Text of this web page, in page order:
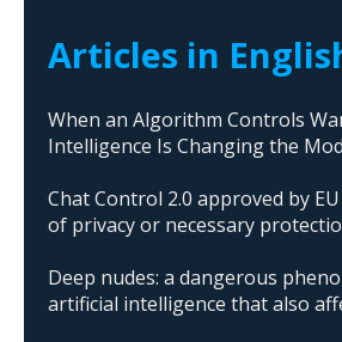
Articles in
When an Algorithm Controls
Intelligence Is Changing the
Chat Control 2.0 approved by
of privacy or necessary
Deep nudes: a dangerous
artificial intelligence that also